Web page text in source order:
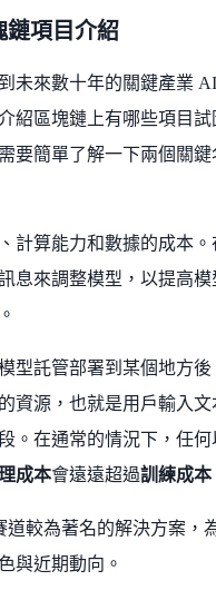
鏈項目介紹
未來數十年的關鍵產業
紹區塊鏈上有哪些項目試
要簡單了解一下兩個關鍵
計算能力和數據的成本。
息來調整模型，以提高模
型託管部署到某個地方後
資源，也就是用戶輸入文
。在通常的情況下，任何
成本會遠遠超過訓練成本
較為著名的解決方案，
與近期動向。